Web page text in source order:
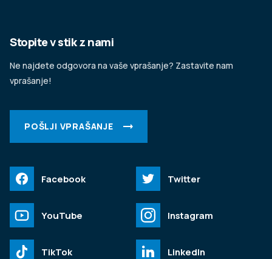
Stopite v stik z nami
Ne najdete odgovora na vaše vprašanje? Zastavite nam
vprašanje!
POŠLJI VPRAŠANJE
Facebook Twitter
YouTube Instagram
TikTok LinkedIn